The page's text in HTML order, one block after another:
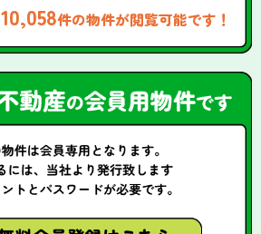
10,058件の物件が閲覧可能です！